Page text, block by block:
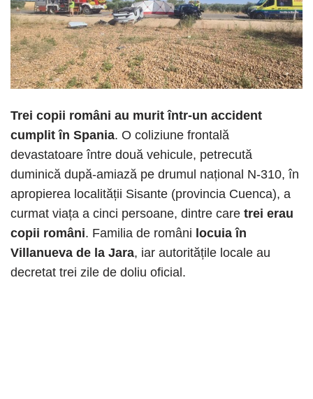
Trei copii români au murit într-un accident
cumplit în Spania. O coliziune frontală
devastatoare între două vehicule, petrecută
duminică după-amiază pe drumul național N-310, în
apropierea localității Sisante (provincia Cuenca), a
curmat viața a cinci persoane, dintre care trei erau
copii români. Familia de români locuia în
Villanueva de la Jara, iar autoritățile locale au
decretat trei zile de doliu oficial.